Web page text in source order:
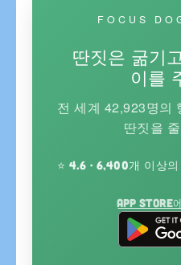
FOCUS
딴짓은 굶기
이를
전 세계 42,923명의
딴짓을
⭐ 4.6 · 6,400개 이상
App Store